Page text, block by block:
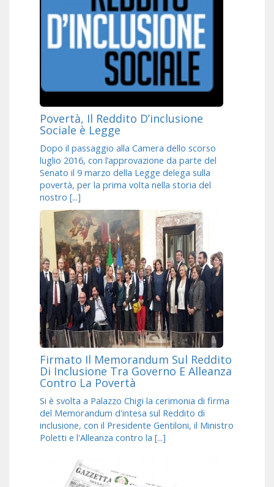
Povertà, Il Reddito D’inclusione
Sociale è Legge
Dopo il passaggio alla Camera dello scorso
luglio 2016, con l’approvazione da parte del
Senato il 9 marzo della Legge delega sulla
povertà, per la prima volta nella storia del
nostro [...]
Firmato Il Memorandum Sul Reddito
Di Inclusione Tra Governo E Alleanza
Contro La Povertà
Si è svolta a Palazzo Chigi la cerimonia di firma
del Memorandum d'intesa sul Reddito di
inclusione, con il Presidente Gentiloni, il Ministro
Poletti e l'Alleanza contro la [...]